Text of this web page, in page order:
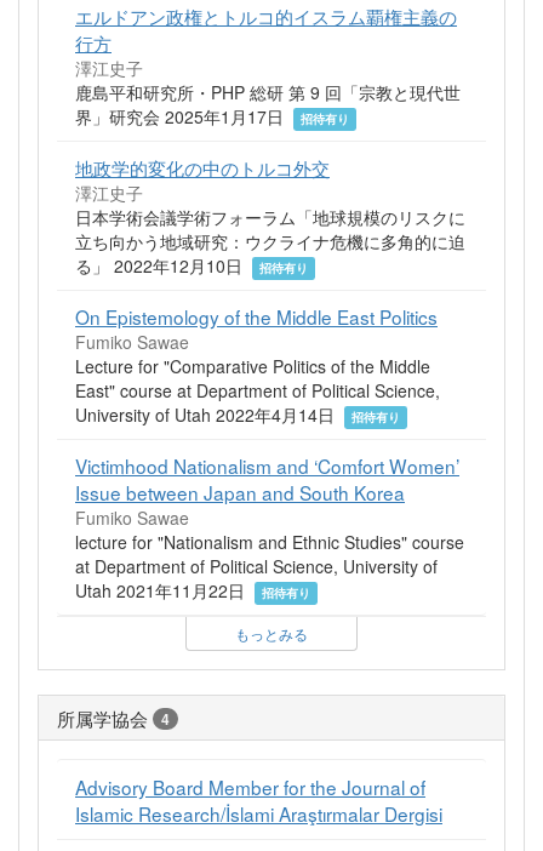
エルドアン政権とトルコ的イスラム覇権主義の
行方
澤江史子
鹿島平和研究所・PHP 総研 第 9 回「宗教と現代世
界」研究会 2025年1月17日
招待有り
地政学的変化の中のトルコ外交
澤江史子
日本学術会議学術フォーラム「地球規模のリスクに
立ち向かう地域研究：ウクライナ危機に多角的に迫
る」 2022年12月10日
招待有り
On Epistemology of the Middle East Politics
Fumiko Sawae
Lecture for "Comparative Politics of the Middle
East" course at Department of Political Science,
University of Utah 2022年4月14日
招待有り
Victimhood Nationalism and ‘Comfort Women’
Issue between Japan and South Korea
Fumiko Sawae
lecture for "Nationalism and Ethnic Studies" course
at Department of Political Science, University of
Utah 2021年11月22日
招待有り
もっとみる
所属学協会 4
Advisory Board Member for the Journal of
Islamic Research/İslami Araştırmalar Dergisi